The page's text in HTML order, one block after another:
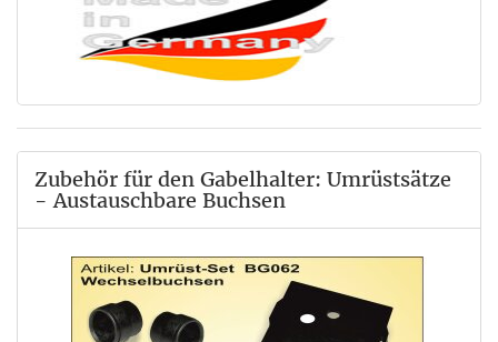
Zubehör für den Gabelhalter: Umrüstsätze
- Austauschbare Buchsen